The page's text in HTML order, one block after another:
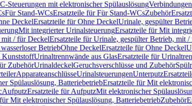
Steuerungen mit elektronischer SpülauslösungVerbindungen
Für Stand-WCsErsatzteile für Für Stand-WCsZubehör
DeckelErsatzteile für Ohne DeckelUrinale, gespülter
Mit integrierter UrinalsteuerungErsatzteile für Mit
/ für DeckelErsatzteile für Urinale, gespülter Betrieb, mit
BetriebOhne DeckelErsatzteile für Ohne Deckel
KunststoffUrinaltrennwände aus GlasErsatzteile für
ZubehörUrinaldeckelGeruchsverschlüsse und Zubehör
ApparateanschlüsseUrinalsteuerungenUnterputz
Spülauslösung, BatteriebetriebErsatzteile für Mit
AufputzErsatzteile für AufputzMit elektronischer
Mit elektronischer Spülauslösung, BatteriebetriebZubehör